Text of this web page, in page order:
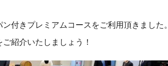
付きプレミアムコースをご利用頂きました。
紹介いたしましょう！